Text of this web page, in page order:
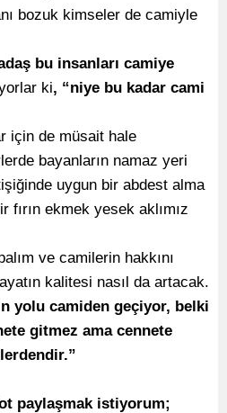
bozuk kimseler de camiyle
bu insanları camiye
ki, “niye bu kadar cami
için de müsait hale
bayanların namaz yeri
uygun bir abdest alma
fırın ekmek yesek aklımız
ve camilerin hakkını
kalitesi nasıl da artacak.
yolu camiden geçiyor, belki
gitmez ama cennete
paylaşmak istiyorum;